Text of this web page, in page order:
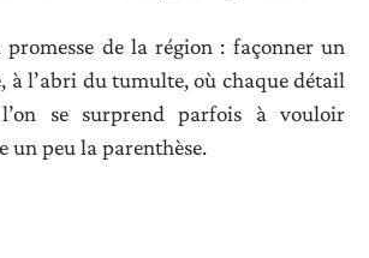
promesse de la région : façonner un
à l’abri du tumulte, où chaque détail
se surprend parfois à vouloir
un peu la parenthèse.